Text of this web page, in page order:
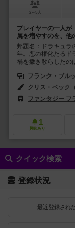
2～5人
プレイヤーの一人が
属を増やすのを、他
邦題名：ドラキュラ
年。悪の権化たるド
禍を撒き散らしたの
フランク・ブル
クリス・ベック
ファンタジー フ
1
興味あり
クイック検索
登録状況
最近登録され